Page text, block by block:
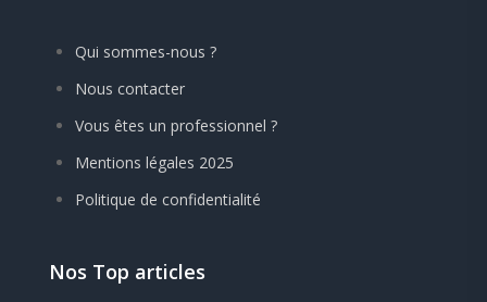
Qui sommes-nous ?
Nous contacter
Vous êtes un professionnel ?
Mentions légales 2025
Politique de confidentialité
Nos Top articles